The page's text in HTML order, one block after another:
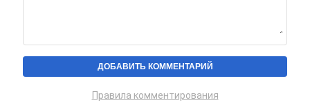
Правила комментирования